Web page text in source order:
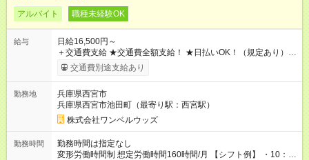
アルバイト 職種未経験OK
給与
日給16,500円～
＋交通費支給 ★交通費全額支給！ ★日払いOK！（規定あり） ┗
働いたその日に現金GET♪ お仕事後はコンビニATMから 日払
交通費別途支給あり
勤務地
兵庫県西宮市
兵庫県西宮市池田町（最寄り駅：西宮駅）
株式会社ワンベルウッズ
勤務時間
勤務時間は指定なし
変形労働時間制 想定労働時間160時間/月 【シフト例】 ・10：